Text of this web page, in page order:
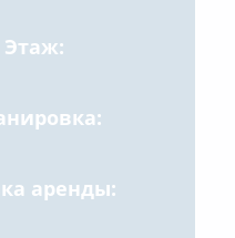
Этаж:
аренды: